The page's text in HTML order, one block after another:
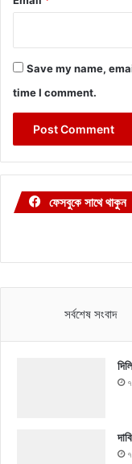
Save my name,
time I comment.
ফেসবুকে সাথে থাকুন
সর্বশেষ সংবাদ